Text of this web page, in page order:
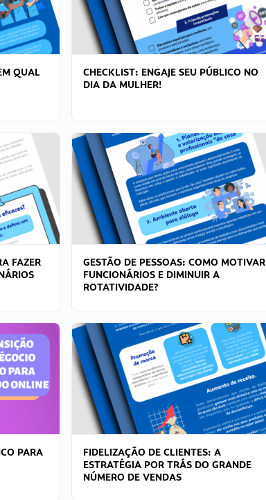
QUAL
CHECKLIST: ENGAJE SEU PÚBLICO NO
DIA DA MULHER!
FAZER
GESTÃO DE PESSOAS: COMO MOTIVAR
FUNCIONÁRIOS E DIMINUIR A
ROTATIVIDADE?
PARA
FIDELIZAÇÃO DE CLIENTES: A
ESTRATÉGIA POR TRÁS DO GRANDE
NÚMERO DE VENDAS